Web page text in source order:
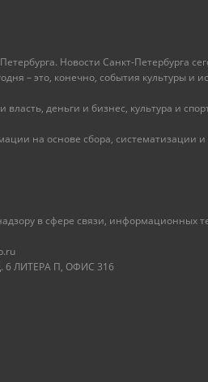
Новости Санкт-Петербурга
– это, конечно, события культуры и
деньги и бизнес, культура и
на основе сбора, систематизации и
в сфере связи, информационных
6 ЛИТЕРА П, ОФИС 316